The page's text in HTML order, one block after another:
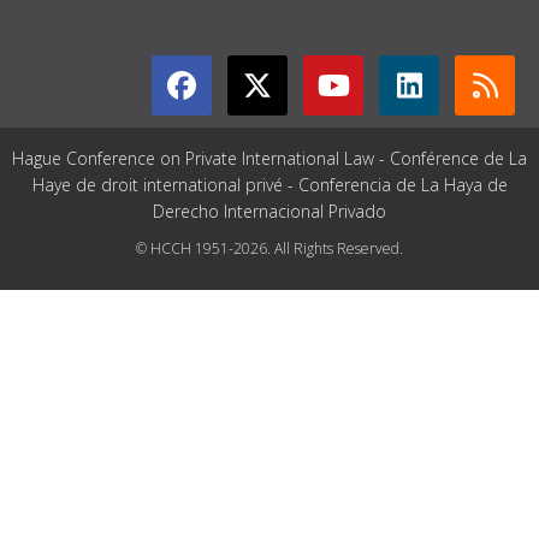
Hague Conference on Private International Law - Conférence de La
Haye de droit international privé - Conferencia de La Haya de
Derecho Internacional Privado
© HCCH 1951-2026. All Rights Reserved.